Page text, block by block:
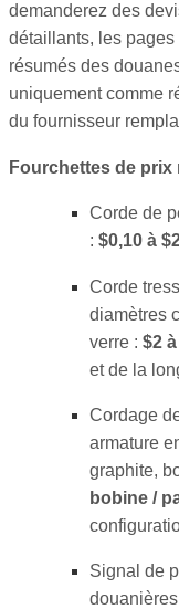
demanderez des
détaillants, les
résumés des
uniquement comme
du fournisseur
Fourchettes de
Corde de
: $0,10 à
Corde
diamètres
verre : $2
et de la
Cordage
armature
graphite,
bobine /
Signal de